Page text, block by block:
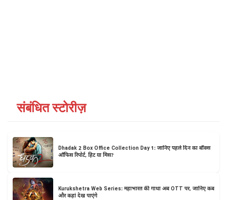
संबंधित स्टोरीज़
Dhadak 2 Box Office Collection Day 1: जानिए पहले दिन का बॉक्स
ऑफिस रिपोर्ट, हिट या मिस?
Kurukshetra Web Series: महाभारत की गाथा अब OTT पर, जानिए कब
और कहां देख पाएंगे